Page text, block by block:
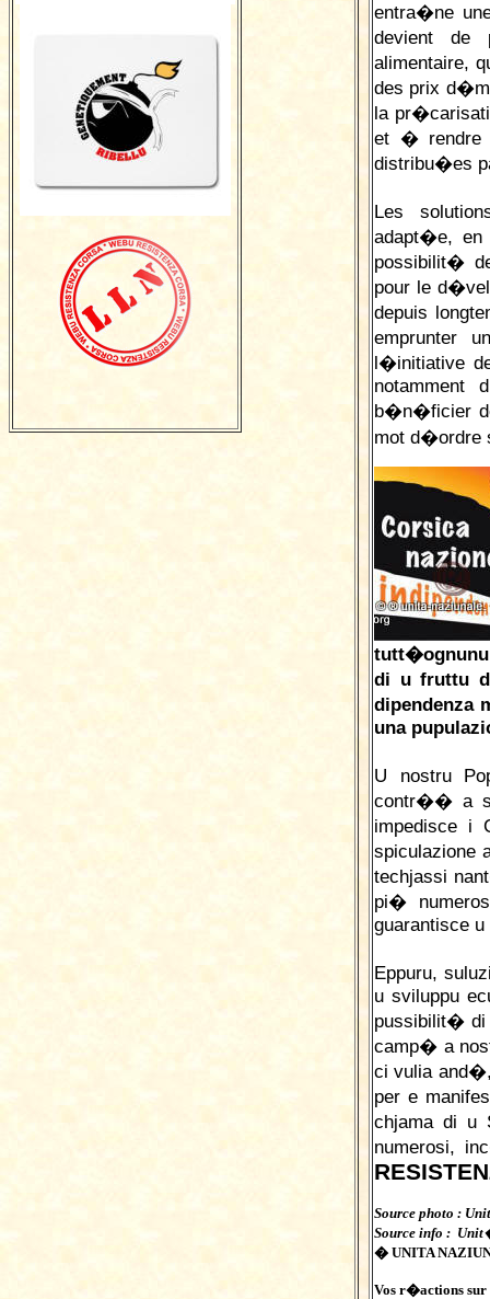
entra�ne
devient de
alimentaire,
des prix
la
et � rendre
distribu�es
Les
adapt�e,
possibilit�
pour le
depuis
emprunter
l�initiative
notamment
b�n�ficier
mot
di u fruttu
una
U nostru
contr�� a
impedisce i
spiculazione
techjassi
pi�
guarantisce
Eppuru,
u sviluppu
pussibilit�
camp� a
ci vulia
per e
chjama di u
numerosi,
Source photo :
Source info :
� UNITA
Vos r�actions